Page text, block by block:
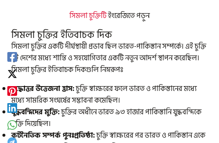
সিমলাচুক্তিটিইংরেজিতে পড়ুন
সিমলা চুক্তির ইতিবাচক দিক
সিমলা চুক্তির একটি দীর্ঘস্থায়ী প্রভাব ছিল ভারত-পাকিস্তান সম্পর্কে। এই চুক্তি
দুই দেশের মধ্যে শান্তি ও সহযোগিতার একটি নতুন আদর্শ স্থাপন করেছিল।
সিমলা চুক্তির ইতিবাচক দিকগুলি নিম্নরূপঃ
যুদ্ধোত্তর উত্তেজনা হ্রাস:চুক্তি স্বাক্ষরের ফলে ভারত ও পাকিস্তানের মধ্যে
মধ্যে সামরিক সংঘর্ষের সম্ভাবনা কমেছিল।
যুদ্ধবন্দিদের মুক্তি:চুক্তির অধীনে ভারত ৯৩ হাজার পাকিস্তানি যুদ্ধবন্দিকে
মুক্তি দিয়েছিল।
কূটনৈতিক সম্পর্ক পুনঃপ্রতিষ্ঠা:চুক্তি স্বাক্ষরের পর ভারত ও পাকিস্তান একে